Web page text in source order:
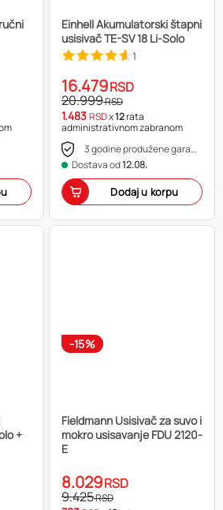
Einhell Akumulatorski štapni
usisivač TE-SV 18 Li-Solo
1
16.479RSD
20.999RSD
1.483RSDx12rata
administrativnom zabranom
3 godine produžene garancije
Dostava od12.08.
Dodaj u korpu
+
-15%
Fieldmann Usisivač za suvo i
mokro usisavanje FDU 2120-
E
8.029RSD
9.425RSD